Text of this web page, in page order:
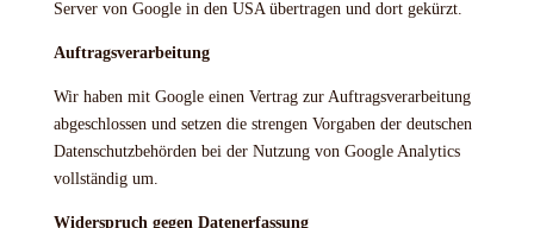
Server von Google in den USA übertragen und dort gekürzt.
Auftragsverarbeitung
Wir haben mit Google einen Vertrag zur Auftragsverarbeitung
abgeschlossen und setzen die strengen Vorgaben der deutschen
Datenschutzbehörden bei der Nutzung von Google Analytics
vollständig um.
Widerspruch gegen Datenerfassung